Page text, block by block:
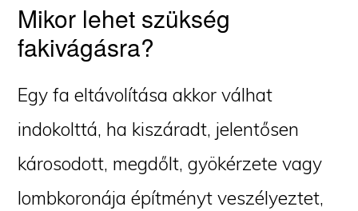
Mikor lehet szükség
fakivágásra?
Egy fa eltávolítása akkor válhat
indokolttá, ha kiszáradt, jelentősen
károsodott, megdőlt, gyökérzete vagy
lombkoronája építményt veszélyeztet,